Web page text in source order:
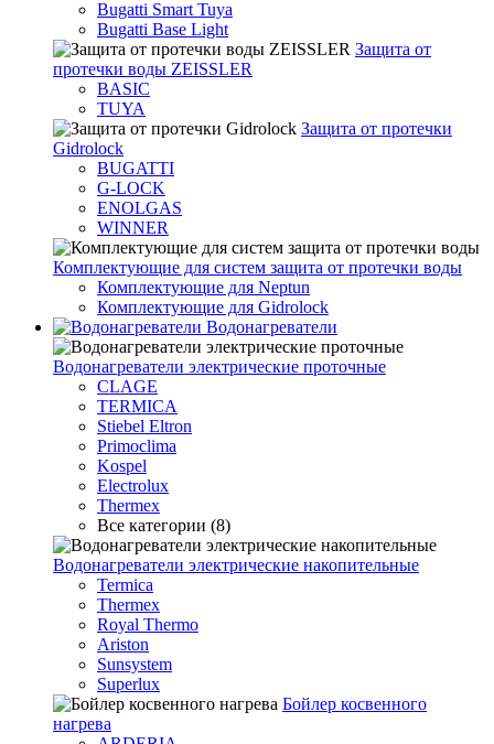
Bugatti Smart Tuya
Bugatti Base Light
Защита от
протечки воды ZEISSLER
BASIC
TUYA
Защита от протечки
Gidrolock
BUGATTI
G-LOCK
ENOLGAS
WINNER
Комплектующие для систем защита от протечки воды
Комплектующие для Neptun
Комплектующие для Gidrolock
Водонагреватели
Водонагреватeли электрические проточные
CLAGE
TERMICA
Stiebel Eltron
Primoclima
Kospel
Electrolux
Thermex
Все категории (8)
Водонагреватели электрические накопительные
Termica
Thermex
Royal Thermo
Ariston
Sunsystem
Superlux
Бойлер косвенного
нагрева